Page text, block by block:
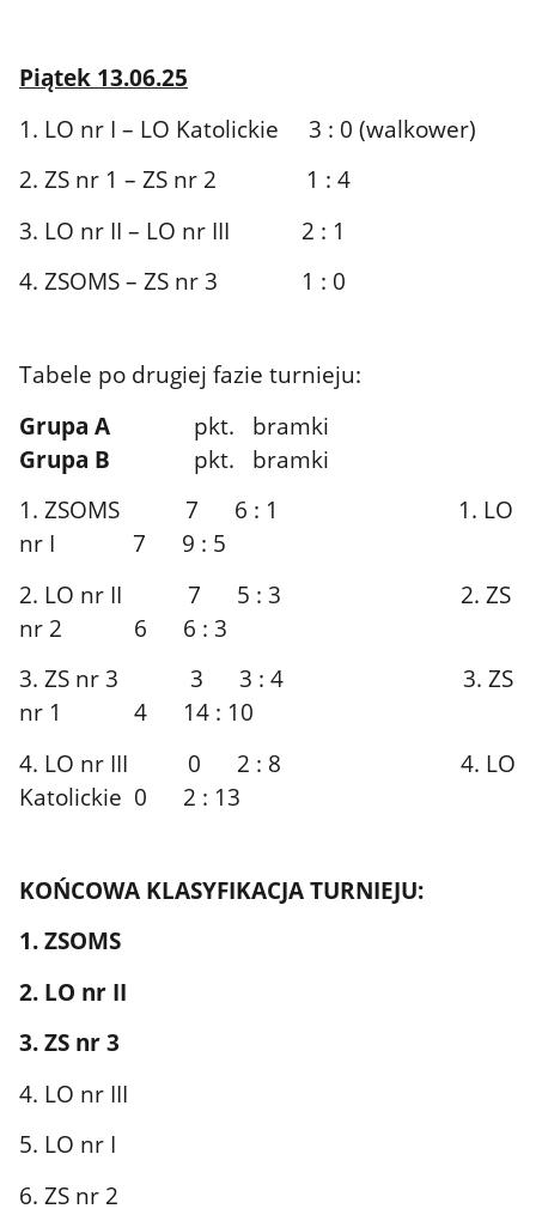
Piątek 13.06.25
1. LO nr I – LO Katolickie 3 : 0 (walkower)
2. ZS nr 1 – ZS nr 2 1 : 4
3. LO nr II – LO nr III 2 : 1
4. ZSOMS – ZS nr 3 1 : 0
Tabele po drugiej fazie turnieju:
Grupa A pkt. bramki
Grupa B pkt. bramki
1. ZSOMS 7 6 : 1 1. LO
nr I 7 9 : 5
2. LO nr II 7 5 : 3 2. ZS
nr 2 6 6 : 3
3. ZS nr 3 3 3 : 4 3. ZS
nr 1 4 14 : 10
4. LO nr III 0 2 : 8 4. LO
Katolickie 0 2 : 13
KOŃCOWA KLASYFIKACJA TURNIEJU:
1. ZSOMS
2. LO nr II
3. ZS nr 3
4. LO nr III
5. LO nr I
6. ZS nr 2